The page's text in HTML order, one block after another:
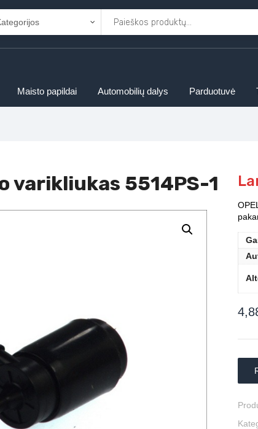
Maisto papildai Automobilių dalys Parduotuvė
varikliukas 5514PS-1
OPEL